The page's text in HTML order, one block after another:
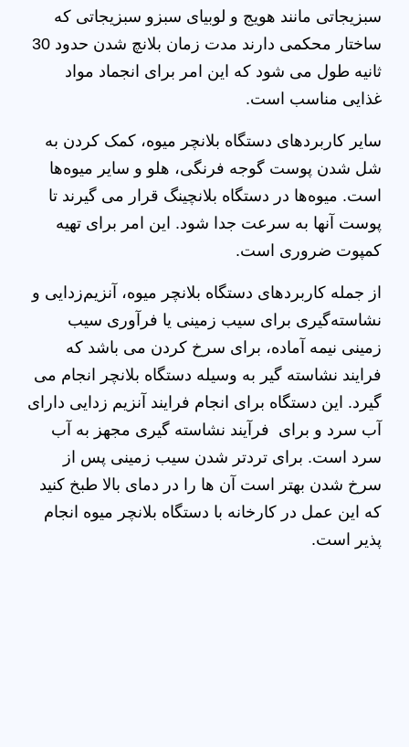
سبزیجاتی مانند هویج و لوبیای سبزو سبزیجاتی که
ساختار محکمی دارند مدت زمان بلانچ شدن حدود 30
ثانیه طول می شود که این امر برای انجماد مواد
غذایی مناسب است.
سایر کاربردهای دستگاه بلانچر میوه، کمک کردن به
شل شدن پوست گوجه فرنگی، هلو و سایر میوه‌ها
است. میوه‌ها در دستگاه بلانچینگ قرار می گیرند تا
پوست آنها به سرعت جدا شود. این امر برای تهیه
کمپوت ضروری است.
از جمله کاربردهای دستگاه بلانچر میوه، آنزیم‌زدایی و
نشاسته‌گیری برای سیب زمینی یا فرآوری سیب
زمینی نیمه آماده، برای سرخ کردن می باشد که
فرایند نشاسته گیر به وسیله دستگاه بلانچر انجام می
گیرد. این دستگاه برای انجام فرایند آنزیم زدایی دارای
آب سرد و برای فرآیند نشاسته گیری مجهز به آب
سرد است. برای تردتر شدن سیب زمینی پس از
سرخ شدن بهتر است آن ها را در دمای بالا طبخ کنید
که این عمل در کارخانه با دستگاه بلانچر میوه انجام
پذیر است.